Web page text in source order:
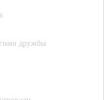
дружбы